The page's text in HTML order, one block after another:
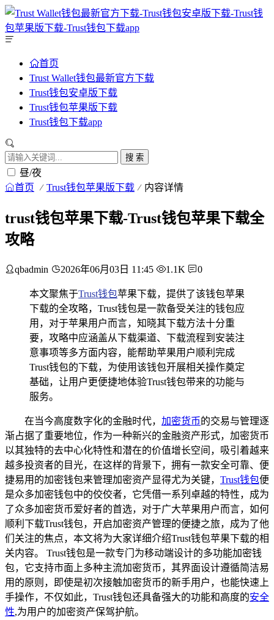
首页
Trust Wallet钱包最新官方下载
Trust钱包安卓版下载
Trust钱包苹果版下载
Trust钱包下载app
搜 索
昼/夜
首页 Trust钱包苹果版下载 内容详情
trust钱包苹果下载-Trust钱包苹果下载全
攻略
qbadmin 2026年06月03日 11:45 1.1K 0
本文聚焦于Trust钱包苹果下载，提供了该钱包苹果
下载的全攻略，Trust钱包是一款备受关注的钱包应
用，对于苹果用户而言，知晓其下载方法十分重
要，攻略中应涵盖从下载渠道、下载流程到安装注
意事项等多方面内容，能帮助苹果用户顺利完成
Trust钱包的下载，为使用该钱包开展相关操作奠定
基础，让用户更便捷地体验Trust钱包带来的功能与
服务。
在当今高度数字化的金融时代， 加密货币的交易与管理逐
渐占据了重要地位，作为一种新兴的金融资产形式，加密货币
以其独特的去中心化特性和潜在的价值增长空间，吸引着越来
越多投资者的目光，在这样的背景下，拥有一款安全可靠、便
捷易用的加密钱包来管理加密资产显得尤为关键， Trust钱包便
是众多加密钱包中的佼佼者，它凭借一系列卓越的特性，成为
了众多加密货币爱好者的首选，对于广大苹果用户而言，如何
顺利下载Trust钱包，开启加密资产管理的便捷之旅，成为了他
们关注的焦点，本文将为大家详细介绍Trust钱包苹果下载的相
关内容。 Trust钱包是一款专门为移动端设计的多功能加密钱
包，它支持市面上多种主流加密货币，其界面设计遵循简洁易
用的原则，即使是初次接触加密货币的新手用户，也能快速上
手操作，不仅如此，Trust钱包还具备强大的功能和高度的安全
性,为用户的加密资产保驾护航。